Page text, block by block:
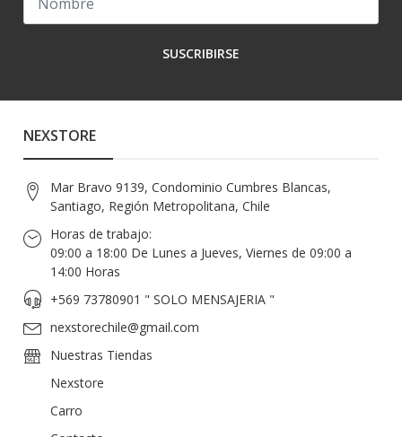
SUSCRIBIRSE
NEXSTORE
Mar Bravo 9139, Condominio Cumbres Blancas,
Santiago, Región Metropolitana, Chile
Horas de trabajo:
09:00 a 18:00 De Lunes a Jueves, Viernes de 09:00 a
14:00 Horas
+569 73780901 " SOLO MENSAJERIA "
nexstorechile@gmail.com
Nuestras Tiendas
Nexstore
Carro